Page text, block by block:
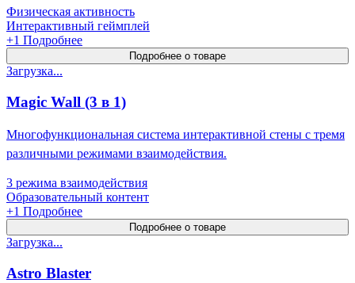
Физическая активность
Интерактивный геймплей
+1 Подробнее
Подробнее о товаре
Загрузка...
Magic Wall (3 в 1)
Многофункциональная система интерактивной стены с тремя
различными режимами взаимодействия.
3 режима взаимодействия
Образовательный контент
+1 Подробнее
Подробнее о товаре
Загрузка...
Astro Blaster